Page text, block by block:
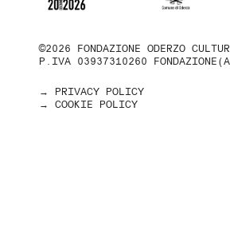
©2026 FONDAZIONE ODERZO
P.IVA 03937310260
→ PRIVACY POLICY
→ COOKIE POLICY